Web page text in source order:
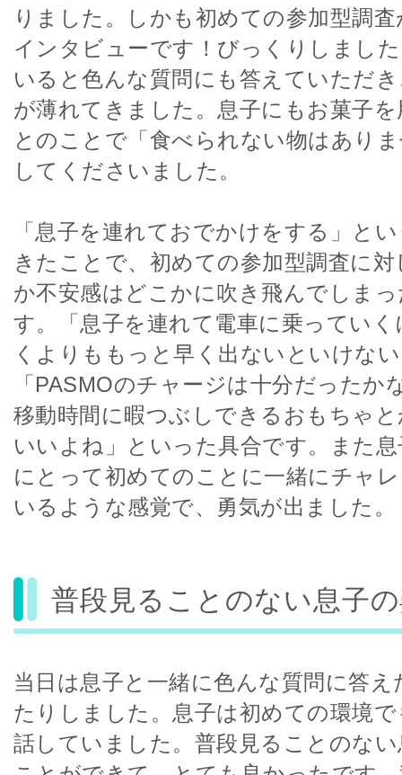
りました。しかも初めての参加型調
インタビューです！びっくりしまし
いると色んな質問にも答えていただ
が薄れてきました。息子にもお菓子
とのことで「食べられない物はあり
してくださいました。
「息子を連れておでかけをする」と
きたことで、初めての参加型調査に
か不安感はどこかに吹き飛んでしま
す。「息子を連れて電車に乗ってい
くよりももっと早く出ないといけな
「PASMOのチャージは十分だったか
移動時間に暇つぶしできるおもちゃ
いいよね」といった具合です。また
にとって初めてのことに一緒にチャ
いるような感覚で、勇気が出ました。
普段見ることのない息子
当日は息子と一緒に色んな質問に答
たりしました。息子は初めての環境
話していました。普段見ることのな